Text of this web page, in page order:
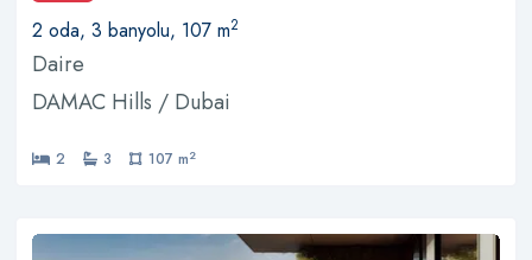
2 oda, 3 banyolu, 107 m2
Daire
DAMAC Hills / Dubai
2 3 107 m2